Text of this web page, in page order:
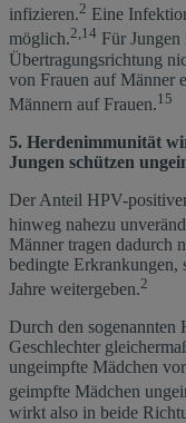
infizieren.2 Eine
möglich.2,14 Für Jungen
Übertragungsrichtung
von Frauen auf Männer
Männern auf Frauen.15
5. Herdenimmunität
Jungen schützen
Der Anteil HPV-
hinweg nahezu
Männer tragen dadurch
bedingte Erkrankungen,
Jahre weitergeben.2
Durch den
Geschlechter
ungeimpfte Mädchen
geimpfte Mädchen
wirkt also in beide